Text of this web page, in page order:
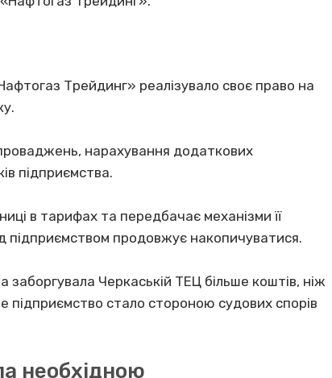
Трейдинг» реалізувало своє право на
нарахування додаткових
підприємства.
в тарифах та передбачає механізми її
підприємством продовжує накопичуватися.
заборгувала Черкаській ТЕЦ більше коштів, ніж
стало стороною судових спорів
необхідною